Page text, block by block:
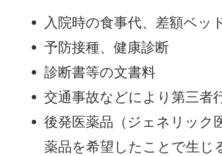
入院時の食事代、差額ベッ
予防接種、健康診断
診断書等の文書料
交通事故などにより第三者
後発医薬品（ジェネリック
薬品を希望したことで生じ